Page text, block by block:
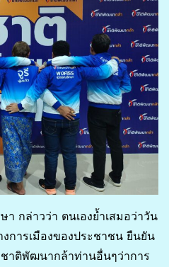
กล่าวว่า ตนเองย้ำเสมอว่าวัน
การเมืองของประชาชน ยืนยัน
าติพัฒนากล้าท่านอื่นๆว่าการ